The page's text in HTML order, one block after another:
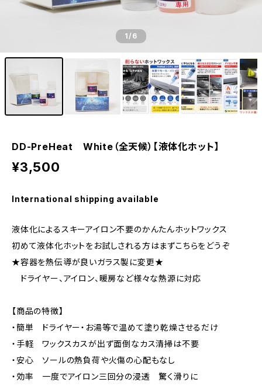
1/6
DD-PreHeat White（全天候）【液体化ホット】
¥3,500
International shipping available
液体化によるスキーアイロン不要のかんたんホットワックス
初めて液体化ホットをお試しされる方はまずこちらをどうぞ
★容器を熱伝導が良いガラス製に変更★
ドライヤー、アイロン、暖房など様々な熱源に対応
【商品の特徴】
・簡単 ドライヤー・お湯等で温めて塗り乾燥させるだけ
・手軽 ワックスカスが出ず面倒なカス清掃は不要
・安心 ソールの熱負荷や火傷の心配もなし
・効率 一度でアイロン三回分の浸透 驚く滑りに